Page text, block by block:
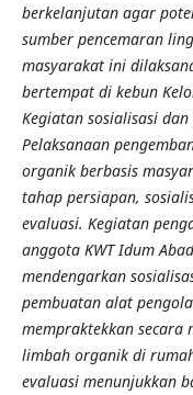
berkelanjutan agar
sumber pencemaran
masyarakat ini
bertempat di kebun
Kegiatan sosialisasi
Pelaksanaan
organik berbasis
tahap persiapan,
evaluasi. Kegiatan
anggota KWT Idum
mendengarkan
pembuatan alat
mempraktekkan
limbah organik di
evaluasi menunjukkan